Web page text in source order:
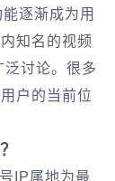
逐渐成为用
知名的视频
讨论。很多
户的当前位
IP属地为最